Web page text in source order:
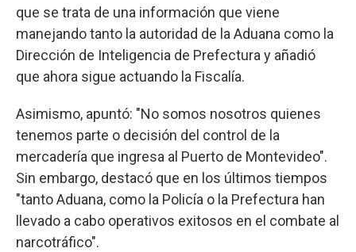
que se trata de una información que viene
manejando tanto la autoridad de la Aduana como la
Dirección de Inteligencia de Prefectura y añadió
que ahora sigue actuando la Fiscalía.
Asimismo, apuntó: "No somos nosotros quienes
tenemos parte o decisión del control de la
mercadería que ingresa al Puerto de Montevideo".
Sin embargo, destacó que en los últimos tiempos
"tanto Aduana, como la Policía o la Prefectura han
llevado a cabo operativos exitosos en el combate al
narcotráfico".